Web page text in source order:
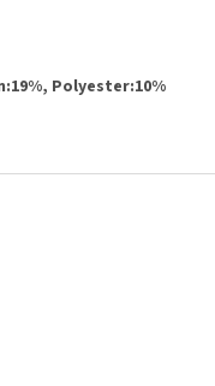
Polyester:10%